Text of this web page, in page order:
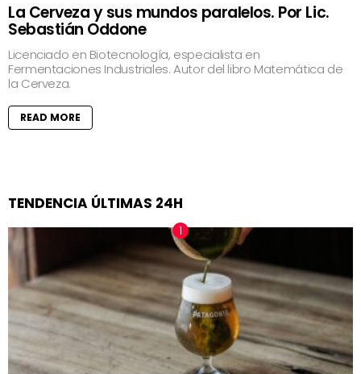
La Cerveza y sus mundos paralelos. Por Lic.
Sebastián Oddone
Licenciado en Biotecnología, especialista en
Fermentaciones Industriales. Autor del libro Matemática de
la Cerveza.
READ MORE
TENDENCIA ÚLTIMAS 24H